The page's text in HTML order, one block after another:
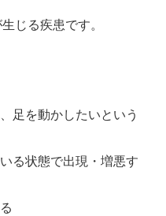
じる疾患です。
足を動かしたいという
る状態で出現・増悪す